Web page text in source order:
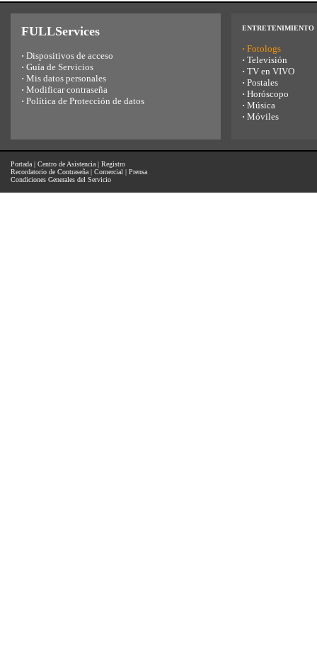
FULLServices
· Dispositivos de acceso
· Guía de Servicios
· Mis datos personales
· Modificar contraseña
· Política de Protección de datos
ENTRETENIMIENTO
· Fotologs
· Televisión
· TV en VIVO
· Postales
· Horóscopo
· Música
· Móviles
Portada | Centro de Asistencia | Registro
Recordatorio de Contraseña | Comercial | Prensa
Condiciones Generales del Servicio